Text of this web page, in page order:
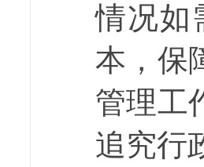
情况如
本，保
管理工
追究行